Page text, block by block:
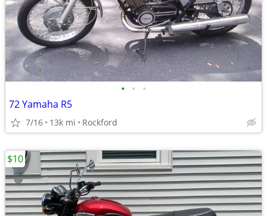
• • •
72 Yamaha R5
7/16 13k mi Rockford
$10